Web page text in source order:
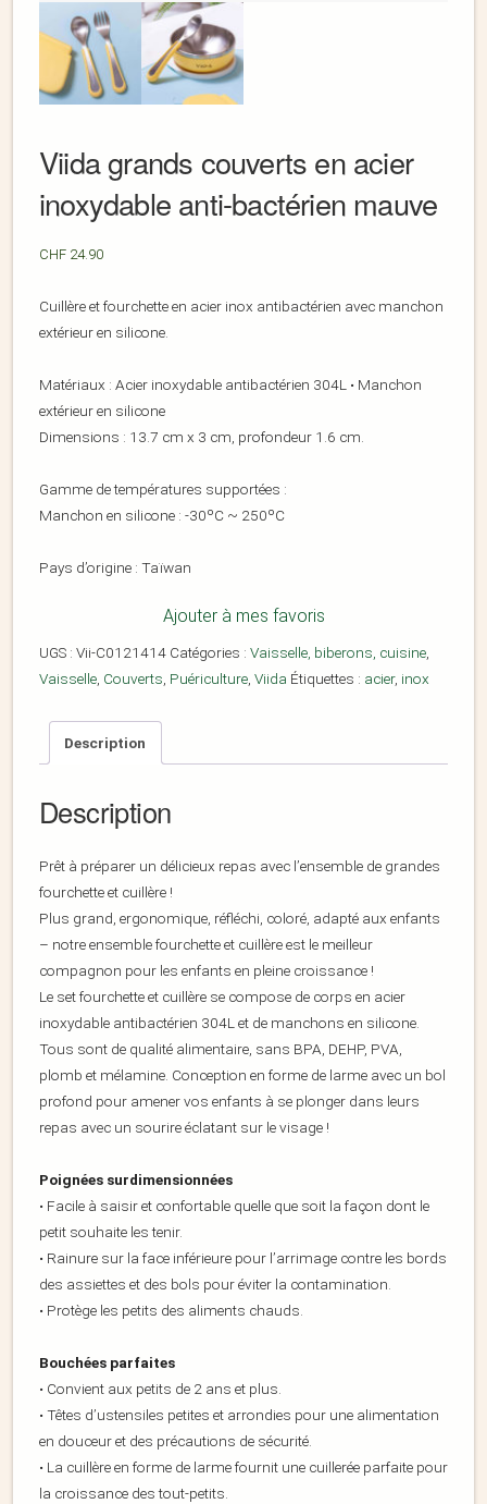
Viida grands couverts en acier
inoxydable anti-bactérien mauve
CHF 24.90
Cuillère et fourchette en acier inox antibactérien avec manchon
extérieur en silicone.
Matériaux : Acier inoxydable antibactérien 304L • Manchon
extérieur en silicone
Dimensions : 13.7 cm x 3 cm, profondeur 1.6 cm.
Gamme de températures supportées :
Manchon en silicone : -30ºC ~ 250ºC
Pays d’origine : Taïwan
Ajouter à mes favoris
UGS : Vii-C0121414 Catégories : Vaisselle, biberons, cuisine,
Vaisselle, Couverts, Puériculture, Viida Étiquettes : acier, inox
Description
Description
Prêt à préparer un délicieux repas avec l’ensemble de grandes
fourchette et cuillère !
Plus grand, ergonomique, réfléchi, coloré, adapté aux enfants
– notre ensemble fourchette et cuillère est le meilleur
compagnon pour les enfants en pleine croissance !
Le set fourchette et cuillère se compose de corps en acier
inoxydable antibactérien 304L et de manchons en silicone.
Tous sont de qualité alimentaire, sans BPA, DEHP, PVA,
plomb et mélamine. Conception en forme de larme avec un bol
profond pour amener vos enfants à se plonger dans leurs
repas avec un sourire éclatant sur le visage !
Poignées surdimensionnées
• Facile à saisir et confortable quelle que soit la façon dont le
petit souhaite les tenir.
• Rainure sur la face inférieure pour l’arrimage contre les bords
des assiettes et des bols pour éviter la contamination.
• Protège les petits des aliments chauds.
Bouchées parfaites
• Convient aux petits de 2 ans et plus.
• Têtes d’ustensiles petites et arrondies pour une alimentation
en douceur et des précautions de sécurité.
• La cuillère en forme de larme fournit une cuillerée parfaite pour
la croissance des tout-petits.